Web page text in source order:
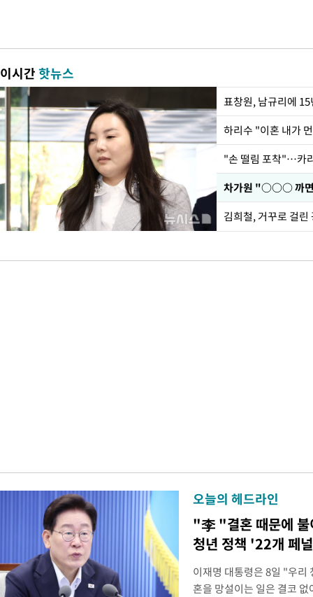
이시간핫뉴스
하리수 "이혼 내가
"손 떨림 포착"…카
오늘의 헤드라인
"李 "결혼 때문에
청년 정책 '22개 페
이재명 대통령은 8일 "우리
혼을 망설이는 일은 결코